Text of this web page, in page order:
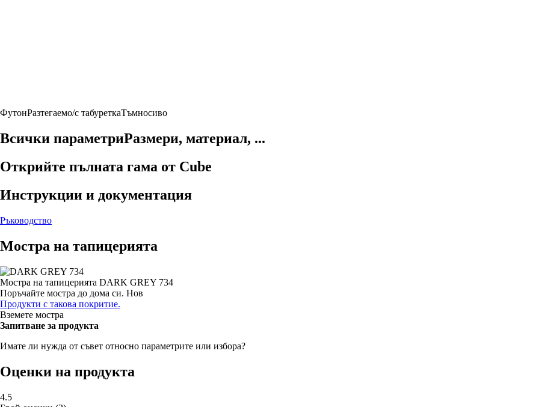
ФутонРазтегаемо/с табуреткаТъмносиво
Всички параметриРазмери, материал, ...
Открийте пълната гама от Cube
Инструкции и документация
Ръководство
Мостра на тапицерията
Мостра на тапицерията DARK GREY 734
Поръчайте мостра до дома си. Нов
Продукти с такова покритие.
Вземете мостра
Запитване за продукта
Имате ли нужда от съвет относно параметрите или избора?
Оценки на продукта
4.5